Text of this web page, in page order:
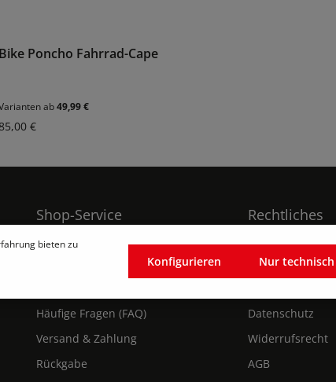
Bike Poncho Fahrrad-Cape
ab49,99 €
Preis:
€
Shop-Service
Häufige Fragen (FAQ)
Versand & Zahlung
Rückgabe
Rechtliches
Cookie-
Datenschutz
Widerrufsrecht
AGB
bieten zu
Nur
Konfigurieren